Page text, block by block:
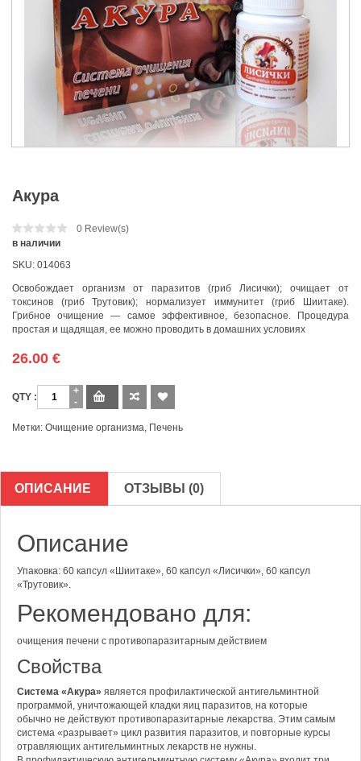
Акура
0 Review(s)
в наличии
SKU: 014063
Освобождает организм от паразитов (гриб Лисички); очищает от
токсинов (гриб Трутовик); нормализует иммунитет (гриб Шиитаке).
Грибное очищение — самое эффективное, безопасное. Процедура
простая и щадящая, ее можно проводить в домашних условиях
26.00 €
Количество
Метки: Очищение организма, Печень
ОПИСАНИЕ ОТЗЫВЫ (0)
Описание
Упаковка: 60 капсул «Шиитаке», 60 капсул «Лисички», 60 капсул
«Трутовик».
Рекомендовано для:
очищения печени с противопаразитарным действием
Свойства
Система «Акура» является профилактической антигельминтной
программой, уничтожающей кладки яиц паразитов, на которые
обычно не действуют противопаразитарные лекарства. Этим самым
система «разрывает» цикл развития паразитов, и повторные курсы
отравляющих антигельминтных лекарств не нужны.